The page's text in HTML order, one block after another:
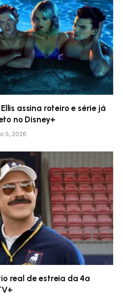
assina roteiro e série já
no Disney+
5, 2026
real de estreia da 4ª